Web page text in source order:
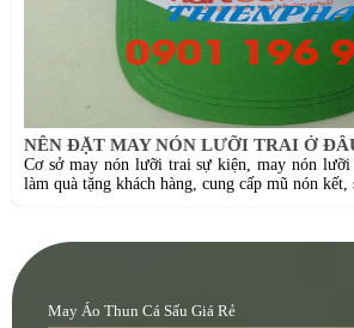
NÊN ĐẶT MAY NÓN LƯỠI TRAI Ở
Cơ sở may nón lưỡi trai sự kiện, may nón
làm quà tặng khách hàng, cung cấp mũ nón kết,
May Áo Thun Cá Sấu Giá Rẻ